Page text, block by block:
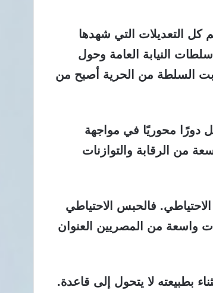
كل التعديلات التي شهدها
النيابة العامة وحول
السلطة من الحرية أصبح من
دورًا محوريًا في مواجهة
من الرقابة والتوازنات
فالحبس الاحتياطي
واسعة من المصريين العنوان
بطبيعته لا يتحول إلى قاعدة.